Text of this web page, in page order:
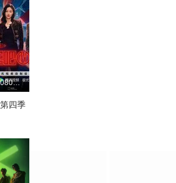
更新至20260807(居民采访第9期)
四季